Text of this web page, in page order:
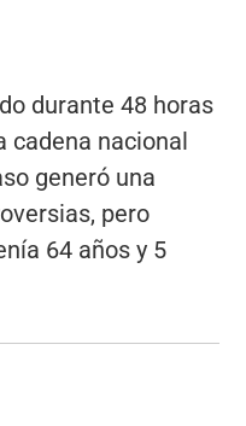
durante 48 horas
cadena nacional
generó una
pero
64 años y 5